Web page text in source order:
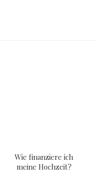
Wie finanziere ich
meine Hochzeit?